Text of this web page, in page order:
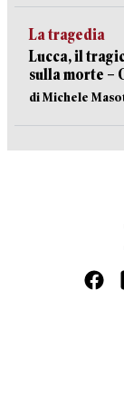
La tragedia
Lucca, il
sulla morte –
di Michele